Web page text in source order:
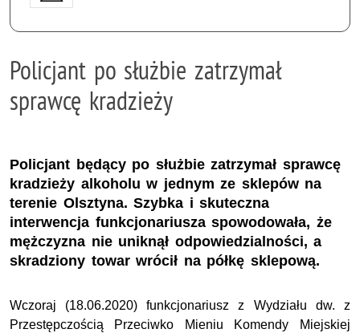
Policjant po służbie zatrzymał
sprawcę kradzieży
Policjant będący po służbie zatrzymał sprawcę
kradzieży alkoholu w jednym ze sklepów na
terenie Olsztyna. Szybka i skuteczna
interwencja funkcjonariusza spowodowała, że
mężczyzna nie uniknął odpowiedzialności, a
skradziony towar wrócił na półkę sklepową.
Wczoraj (18.06.2020) funkcjonariusz z Wydziału dw. z
Przestępczością Przeciwko Mieniu Komendy Miejskiej